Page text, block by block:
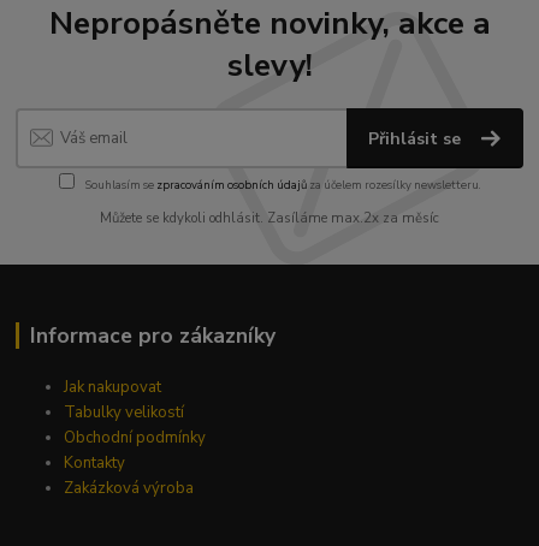
Nepropásněte novinky, akce a
slevy!
Přihlásit se
Souhlasím se zpracováním osobních údajůza účelem rozesílky newsletteru.
Můžete se kdykoli odhlásit. Zasíláme max.2x za měsíc
Informace pro zákazníky
Jak nakupovat
Tabulky velikostí
Obchodní podmínky
Kontakty
Zakázková výroba